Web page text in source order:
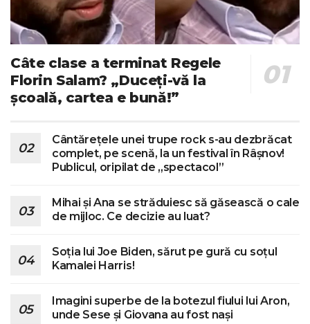
Câte clase a terminat Regele
Florin Salam? „Duceți-vă la
școală, cartea e bună!”
Cântărețele unei trupe rock s-au dezbrăcat
complet, pe scenă, la un festival în Râșnov!
Publicul, oripilat de „spectacol”
Mihai și Ana se străduiesc să găsească o cale
de mijloc. Ce decizie au luat?
Soția lui Joe Biden, sărut pe gură cu soțul
Kamalei Harris!
Imagini superbe de la botezul fiului lui Aron,
unde Sese și Giovana au fost nași